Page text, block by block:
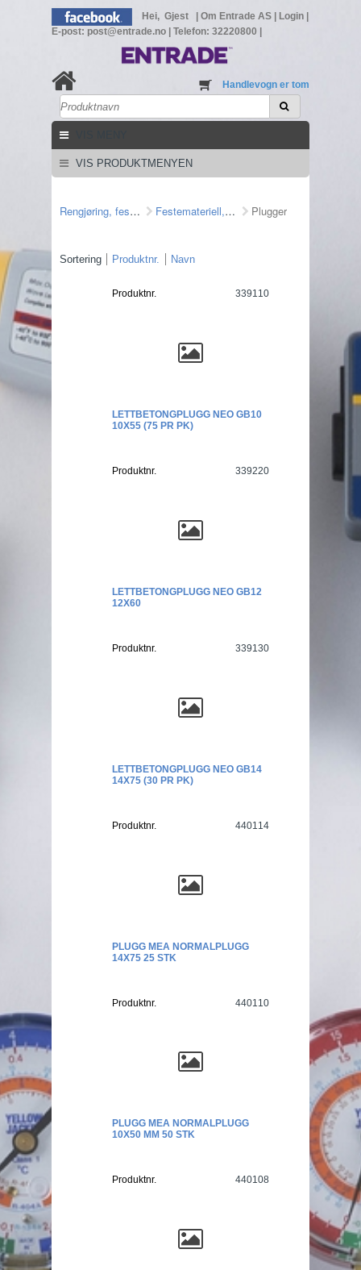
Hei, Gjest Om Entrade AS Login
E-post: post@entrade.no
Telefon: 32220800
Handlevogn er tom
VIS PRODUKTMENYEN
Rengjøring, feste mm Festemateriell, veggjennomføring Plugger
Sortering Produktnr. Navn
Produktnr. 339110
LETTBETONGPLUGG NEO GB10
10X55 (75 PR PK)
Produktnr. 339220
LETTBETONGPLUGG NEO GB12
12X60
Produktnr. 339130
LETTBETONGPLUGG NEO GB14
14X75 (30 PR PK)
Produktnr. 440114
PLUGG MEA NORMALPLUGG
14X75 25 STK
Produktnr. 440110
PLUGG MEA NORMALPLUGG
10X50 MM 50 STK
Produktnr. 440108